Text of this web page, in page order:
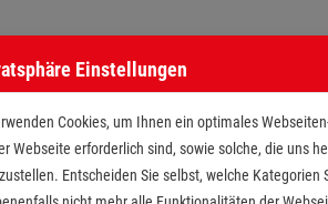
Einstellungen
Cookies, um Ihnen ein optimales
Webseite erforderlich sind, sowie solche, die uns
Entscheiden Sie selbst, welche